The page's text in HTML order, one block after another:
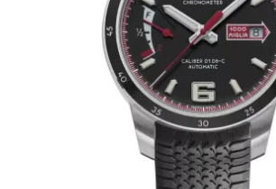
ROLEX CERTIFIED PRE-OWNED